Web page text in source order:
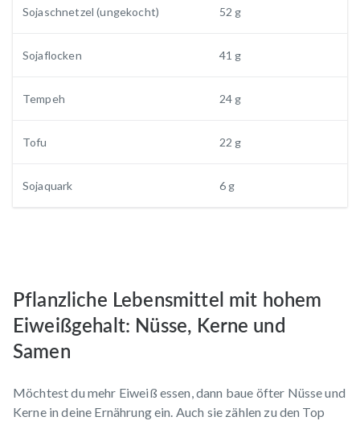
Sojaschnetzel (ungekocht) 52 g
Sojaflocken 41 g
Tempeh 24 g
Tofu 22 g
Sojaquark 6 g
Pflanzliche Lebensmittel mit hohem
Eiweißgehalt: Nüsse, Kerne und
Samen
Möchtest du mehr Eiweiß essen, dann baue öfter Nüsse und
Kerne in deine Ernährung ein. Auch sie zählen zu den Top